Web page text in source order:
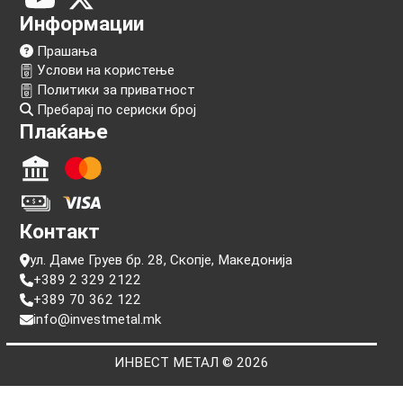
Следи нѐ!
Информации
Прашања
Услови на користење
Политики за приватност
Пребарај по сериски број
Плаќање